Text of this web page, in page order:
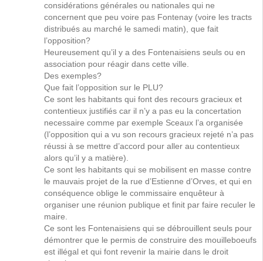
considérations générales ou nationales qui ne
concernent que peu voire pas Fontenay (voire les tracts
distribués au marché le samedi matin), que fait
l’opposition?
Heureusement qu’il y a des Fontenaisiens seuls ou en
association pour réagir dans cette ville.
Des exemples?
Que fait l’opposition sur le PLU?
Ce sont les habitants qui font des recours gracieux et
contentieux justifiés car il n’y a pas eu la concertation
necessaire comme par exemple Sceaux l’a organisée
(l’opposition qui a vu son recours gracieux rejeté n’a pas
réussi à se mettre d’accord pour aller au contentieux
alors qu’il y a matière).
Ce sont les habitants qui se mobilisent en masse contre
le mauvais projet de la rue d’Estienne d’Orves, et qui en
conséquence oblige le commissaire enquêteur à
organiser une réunion publique et finit par faire reculer le
maire.
Ce sont les Fontenaisiens qui se débrouillent seuls pour
démontrer que le permis de construire des mouilleboeufs
est illégal et qui font revenir la mairie dans le droit